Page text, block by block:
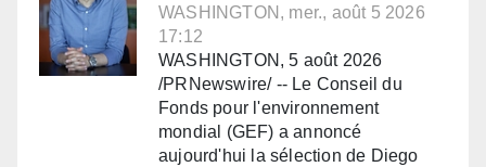
WASHINGTON, mer., août 5 2026
17:12
WASHINGTON, 5 août 2026
/PRNewswire/ -- Le Conseil du
Fonds pour l'environnement
mondial (GEF) a annoncé
aujourd'hui la sélection de Diego